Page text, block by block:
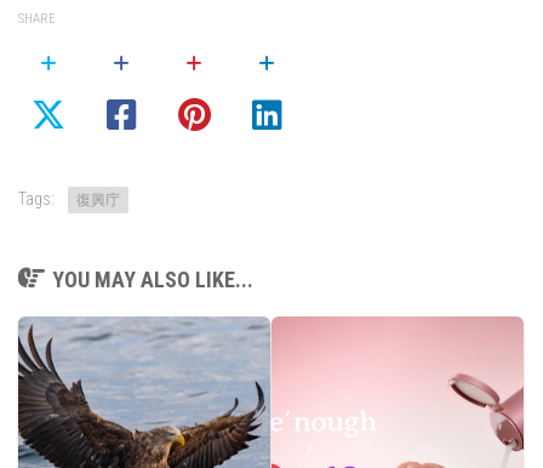
SHARE
Tags: 復興庁
YOU MAY ALSO LIKE...